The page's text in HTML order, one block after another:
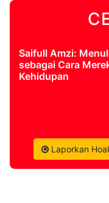
PT.
Saifull Amzi:
sebagai Cara
Kehidupan
Laporkan